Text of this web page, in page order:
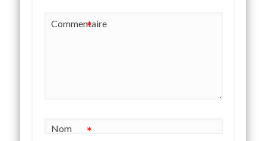
Commentaire
*
Nom *